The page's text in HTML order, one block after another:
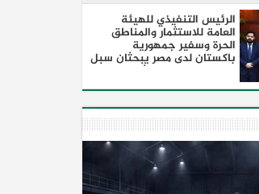
الرئيس التنفيذي للهيئة
العامة للاستثمار والمناطق
الحرة وسفير جمهورية
باكستان لدى مصر يبحثان سبل
تعزيز التعاون الاستثماري بين
البلدين